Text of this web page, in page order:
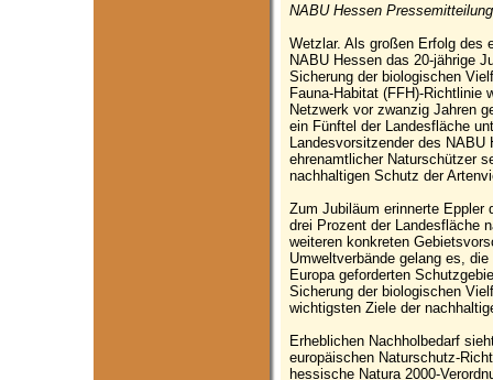
NABU Hessen
Wetzlar. Als großen Erfolg des
NABU Hessen das 20-jährige
Sicherung der biologischen
Fauna-Habitat (FFH)-Richtlinie
Netzwerk vor zwanzig Jahren
ein Fünftel der Landesfläche
Landesvorsitzender des
ehrenamtlicher Naturschützer
nachhaltigen Schutz der
Zum Jubiläum erinnerte Eppler
drei Prozent der Landesfläche
weiteren konkreten
Umweltverbände gelang es,
Europa geforderten
Sicherung der biologischen
wichtigsten Ziele der
Erheblichen Nachholbedarf
europäischen Naturschutz-
hessische Natura 2000-